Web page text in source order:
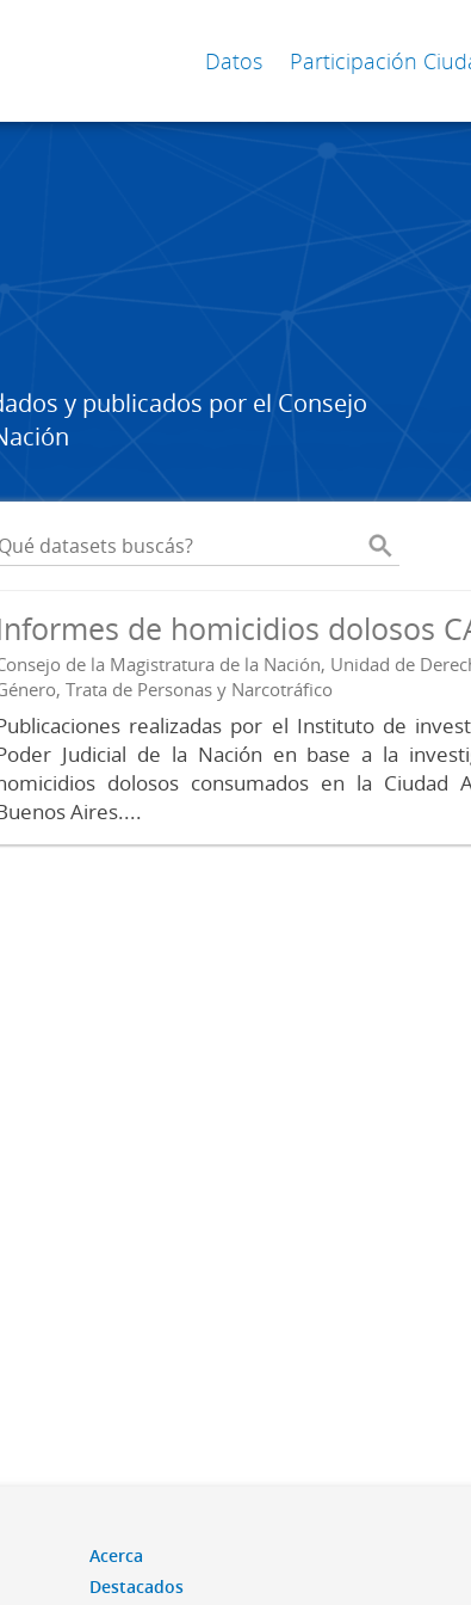
Datos Participación
y publicados por el Consejo
de homicidios dolosos
de la Magistratura de la Nación, Unidad de
Trata de Personas y Narcotráfico
realizadas por el Instituto de
Judicial de la Nación en base a la
dolosos consumados en la Ciudad
Aires....
Acerca
Destacados